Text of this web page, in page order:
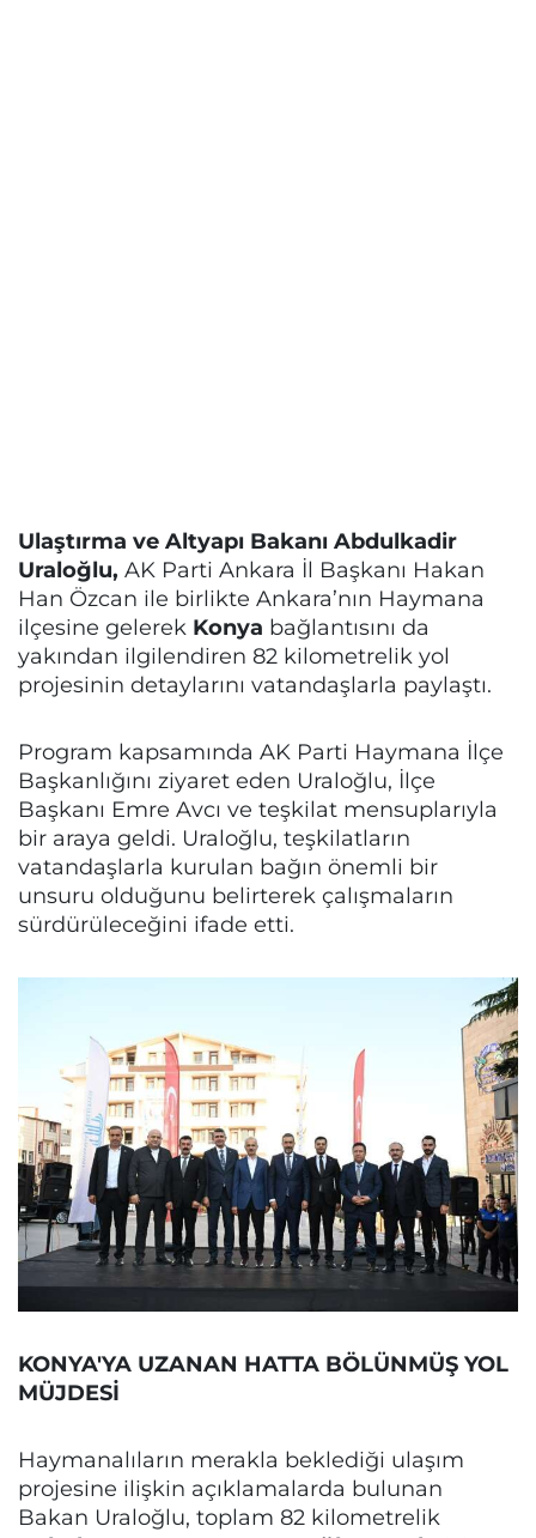
Ulaştırma ve Altyapı Bakanı Abdulkadir
Uraloğlu, AK Parti Ankara İl Başkanı Hakan
Han Özcan ile birlikte Ankara’nın Haymana
ilçesine gelerek Konya bağlantısını da
yakından ilgilendiren 82 kilometrelik yol
projesinin detaylarını vatandaşlarla paylaştı.
Program kapsamında AK Parti Haymana İlçe
Başkanlığını ziyaret eden Uraloğlu, İlçe
Başkanı Emre Avcı ve teşkilat mensuplarıyla
bir araya geldi. Uraloğlu, teşkilatların
vatandaşlarla kurulan bağın önemli bir
unsuru olduğunu belirterek çalışmaların
sürdürüleceğini ifade etti.
KONYA'YA UZANAN HATTA BÖLÜNMÜŞ YOL
MÜJDESİ
Haymanalıların merakla beklediği ulaşım
projesine ilişkin açıklamalarda bulunan
Bakan Uraloğlu, toplam 82 kilometrelik